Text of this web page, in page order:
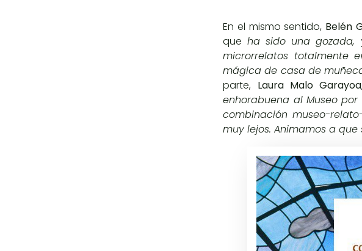
En el mismo sentido, Belén
que ha sido una
microrrelatos totalmente
mágica de casa de
parte, Laura Malo
enhorabuena al Museo
combinación museo-
muy lejos. Animamos a